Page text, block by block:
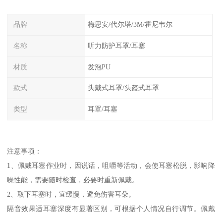
品牌 梅思安/代尔塔/3M/霍尼韦尔
名称 听力防护耳罩/耳塞
材质 发泡PU
款式 头戴式耳罩/头盔式耳罩
类型 耳罩/耳塞
注意事项：
1、佩戴耳塞作业时，因说话，咀嚼等活动，会使耳塞松脱，影响降
噪性能，需要随时检查，必要时重新佩戴。
2、取下耳塞时，宜缓慢，避免伤害耳朵。
隔音效果适耳塞深度有显著区别，可根据个人情况自行调节。佩戴